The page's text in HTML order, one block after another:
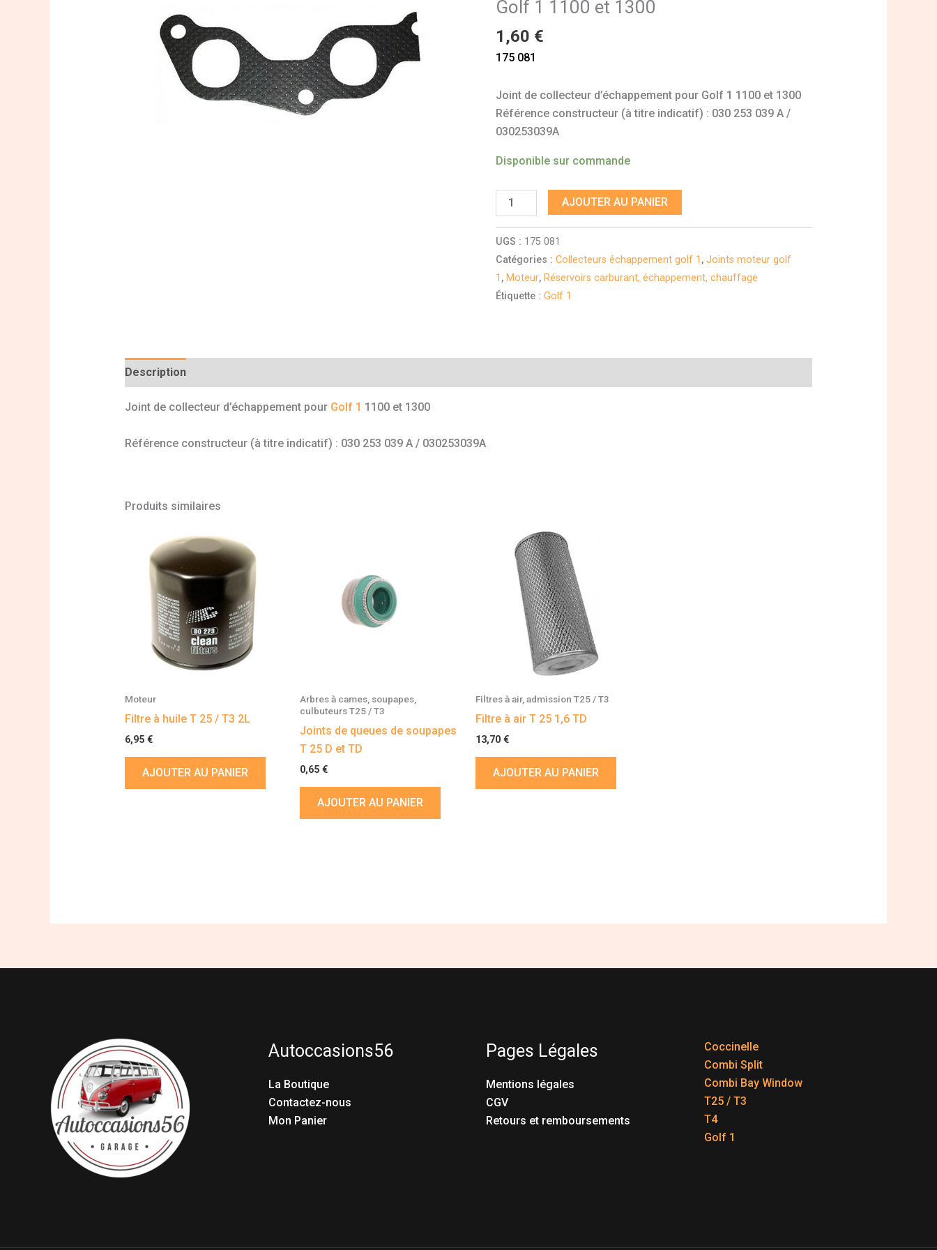
Golf 1 1100 et 1300
1,60 €
175 081
Joint de collecteur d’échappement pour Golf 1 1100 et 1300
Référence constructeur (à titre indicatif) : 030 253 039 A /
030253039A
Disponible sur commande
Golf
1
1100
AJOUTER AU PANIER
UGS : 175 081
Catégories :Collecteurs échappement golf 1 ,Joints moteur golf
1 , Moteur, Réservoirs carburant, échappement, chauffage
Étiquette :Golf 1
Description
Joint de collecteur d’échappement pour Golf 1 1100 et 1300
Référence constructeur (à titre indicatif) : 030 253 039 A / 030253039A
Produits similaires
Moteur
Filtre à huile T 25 / T3 2L
6,95 €
AJOUTER AU PANIER
Arbres à cames, soupapes,
culbuteurs T25 / T3
Joints de queues de soupapes
T 25 D et TD
0,65€
AJOUTER AU PANIER
Filtres à air, admission T25 / T3
Filtre à air T 25 1,6 TD
13,70 €
AJOUTER AU PANIER
Autoccasions56
La Boutique
Contactez-nous
Mon Panier
Pages Légales
Mentions légales
CGV
Retours et remboursements
Coccinelle
Combi Split
Combi Bay Window
T25 / T3
T4
Golf 1